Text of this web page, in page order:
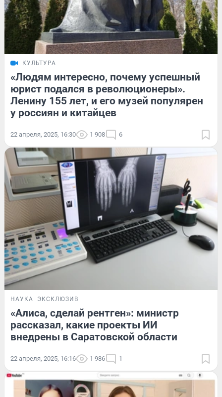
КУЛЬТУРА
«Людям интересно, почему успешный
юрист подался в революционеры».
Ленину 155 лет, и его музей популярен
у россиян и китайцев
22 апреля, 2025, 16:30 1 908 6
НАУКА ЭКСКЛЮЗИВ
«Алиса, сделай рентген»: министр
рассказал, какие проекты ИИ
внедрены в Саратовской области
22 апреля, 2025, 16:16 1 986 1